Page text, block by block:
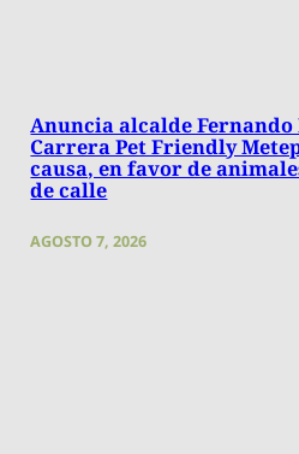
Anuncia alcalde Fernando
Carrera Pet Friendly
causa, en favor de
de calle
AGOSTO 7, 2026